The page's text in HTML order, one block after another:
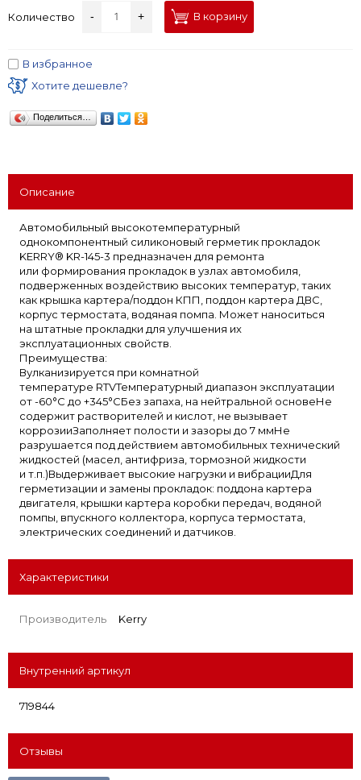
Количество - + В корзину
В избранное
Хотите дешевле?
Поделиться…
Описание
Автомобильный высокотемпературный
однокомпонентный силиконовый герметик прокладок
KERRY® KR-145-3 предназначен для ремонта
или формирования прокладок в узлах автомобиля,
подверженных воздействию высоких температур, таких
как крышка картера/поддон КПП, поддон картера ДВС,
корпус термостата, водяная помпа. Может наноситься
на штатные прокладки для улучшения их
эксплуатационных свойств.
Преимущества:
Вулканизируется при комнатной
температуре RTVТемпературный диапазон эксплуатации
от -60°C до +345°CБез запаха, на нейтральной основеНе
содержит растворителей и кислот, не вызывает
коррозииЗаполняет полости и зазоры до 7 ммНе
разрушается под действием автомобильных технический
жидкостей (масел, антифриза, тормозной жидкости
и т.п.)Выдерживает высокие нагрузки и вибрацииДля
герметизации и замены прокладок: поддона картера
двигателя, крышки картера коробки передач, водяной
помпы, впускного коллектора, корпуса термостата,
электрических соединений и датчиков.
Характеристики
Производитель Kerry
Внутренний артикул
719844
Отзывы